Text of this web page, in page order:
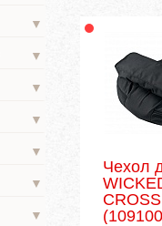
▼
▼
▼
▼
▼
▼
▼
Чехол